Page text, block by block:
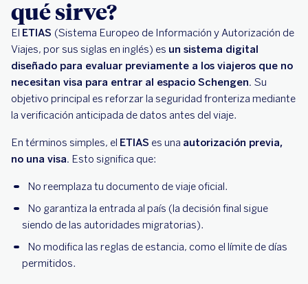
qué sirve?
El ETIAS (Sistema Europeo de Información y Autorización de
Viajes, por sus siglas en inglés) es un sistema digital
diseñado para evaluar previamente a los viajeros que no
necesitan visa para entrar al espacio Schengen. Su
objetivo principal es reforzar la seguridad fronteriza mediante
la verificación anticipada de datos antes del viaje.
En términos simples, el ETIAS es una autorización previa,
no una visa. Esto significa que:
No reemplaza tu documento de viaje oficial.
No garantiza la entrada al país (la decisión final sigue
siendo de las autoridades migratorias).
No modifica las reglas de estancia, como el límite de días
permitidos.